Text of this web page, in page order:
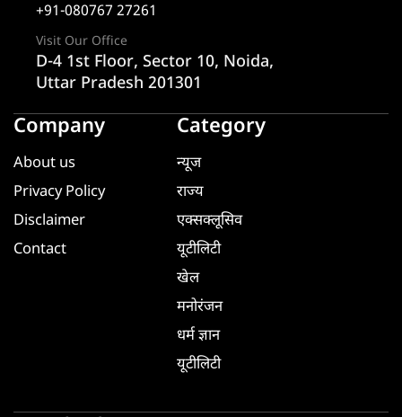
+91-080767 27261
Visit Our Office
D-4 1st Floor, Sector 10, Noida,
Uttar Pradesh 201301
Company
About us
Privacy Policy
Disclaimer
Contact
Category
न्यूज
राज्य
एक्सक्लूसिव
यूटीलिटी
खेल
मनोरंजन
धर्म ज्ञान
यूटीलिटी